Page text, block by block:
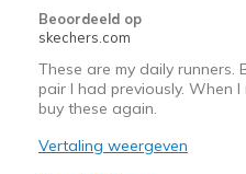
Special Occasions
Travel
Width
Sizing
Feels true
Beoordeeld op
skechers.com
These are my daily
pair I had previously. When
buy these again.
Vertaling weergeven